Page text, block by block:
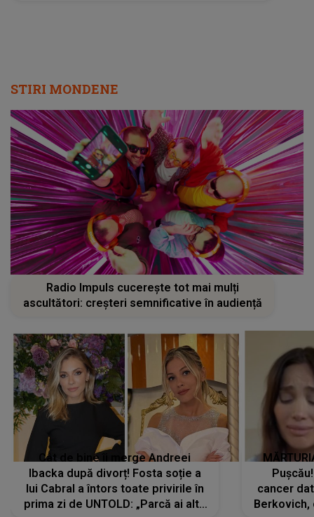
STIRI MONDENE
Radio Impuls cucerește tot mai mulți
ascultători: creșteri semnificative în audiență
Cât de bine îi merge Andreei
Ibacka după divorț! Fosta soție a
lui Cabral a întors toate privirile în
prima zi de UNTOLD: „Parcă ai altă
cancer
Berkovich,